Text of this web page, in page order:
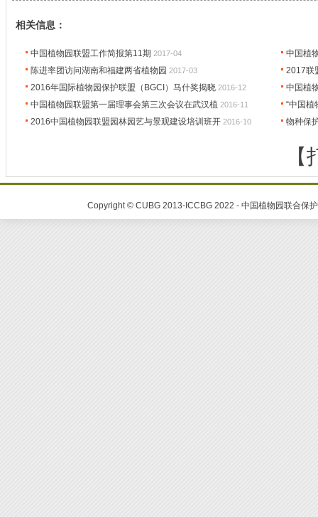
相关信息：
中国植物园联盟工作简报第11期 2017-04
中国植
陈进率团访问湖南和福建两省植物园 2017-03
2017联
2016年国际植物园保护联盟（BGCI）马什奖揭晓 2016-12
中国植
中国植物园联盟第一届理事会第三次会议在武汉植 2016-11
“中国植
2016中国植物园联盟园林园艺与景观建设培训班开 2016-10 物种保
Copyright © CUBG 2013-ICCBG 2022 - 中国植物园联合保